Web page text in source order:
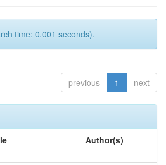
time: 0.001 seconds).
previous 1 next
Author(s)